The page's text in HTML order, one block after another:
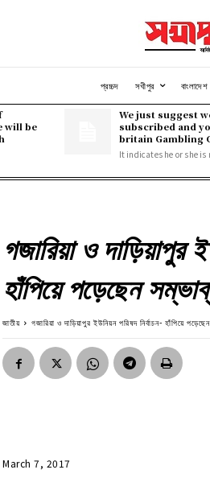
প্রচ্চদ সখীপুর বাংলাদেশ
will be
We just suggest
subscribed and
britain Gambling
It indicates he or she is
গজারিয়া ও দাড়িয়াপুর
হাঁপিয়ে পড়েছেন
জাতীয় গজারিয়া ও দাড়িয়াপুর ইউনিয়ন পরিষদ নির্বাচন- হাঁপিয়ে
March 7, 2017